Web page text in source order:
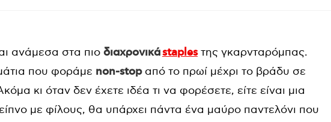
ανάμεσα στα πιο διαχρονικάstaplesτης γκαρνταρόμπας.
που φοράμε non-stopαπό το πρωί μέχρι το βράδυ σε
κι όταν δεν έχετε ιδέα τι να φορέσετε, είτε είναι μια
με φίλους, θα υπάρχει πάντα ένα μαύρο παντελόνι που